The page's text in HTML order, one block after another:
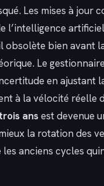
Les mises à jour
l’intelligence
obsolète bien avant
Le
en ajustant
à la vélocité réelle
ans est devenue
la rotation des
anciens cycles